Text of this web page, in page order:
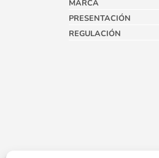
MARCA
PRESENTACIÓN
REGULACIÓN